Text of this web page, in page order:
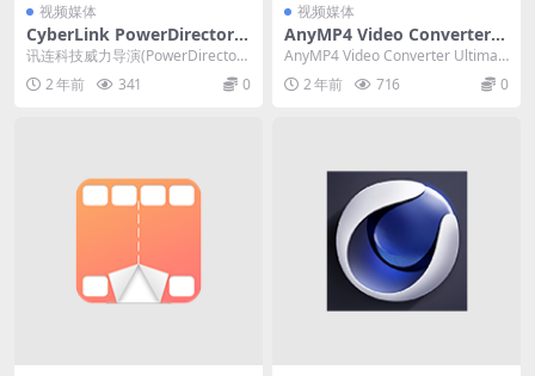
视频媒体
CyberLink PowerDirector
Ultimate (威力导演) v23.1.1
322.0 一款功能全面的视频编
辑软件
讯连科技威力导演(PowerDirector)
是一款功能全面的视频编辑软件及
视频...2 年前 341 0
视频媒体
AnyMP4 Video Converter U
ltimate(视频转换器) v8.5.58
中文破解版
AnyMP4 Video Converter Ultimat
e 是一款一体化视频...
2 年前 716 0